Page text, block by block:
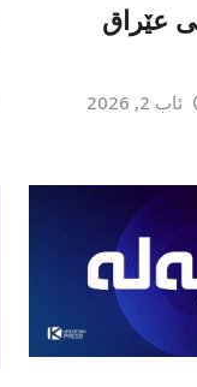
عێراق
ئاب 2, 2026